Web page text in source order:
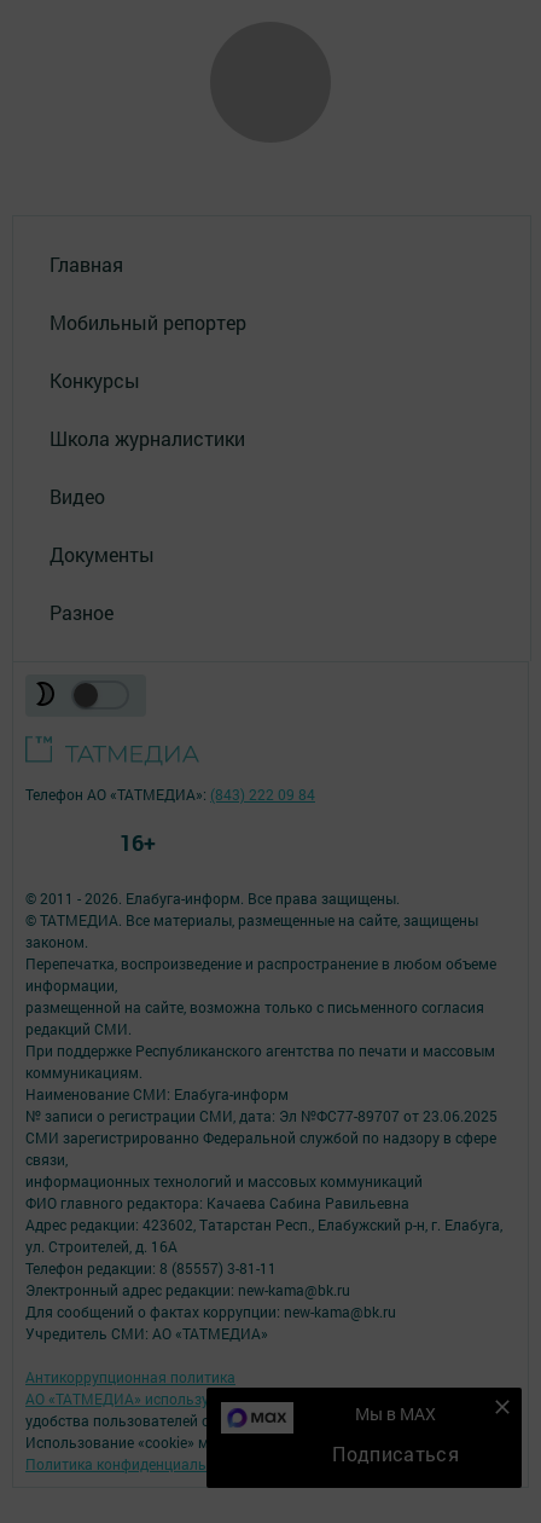
Главная
Мобильный репортер
Конкурсы
Школа журналистики
Видео
Документы
Разное
Мы в MAX
Подписаться
© 2011 - 2026. Елабуга-информ. Все права защищены.
© ТАТМЕДИА. Все материалы, размещенные на сайте, защищены
законом.
Перепечатка, воспроизведение и распространение в любом объеме
информации,
размещенной на сайте, возможна только с письменного согласия
редакций СМИ.
При поддержке Республиканского агентства по печати и массовым
коммуникациям.
Наименование СМИ: Елабуга-информ
№ записи о регистрации СМИ, дата: Эл №ФС77-89707 от 23.06.2025
СМИ зарегистрированно Федеральной службой по надзору в сфере
связи,
информационных технологий и массовых коммуникаций
ФИО главного редактора: Качаева Сабина Равильевна
Адрес редакции: 423602, Татарстан Респ., Елабужский р-н, г. Елабуга,
ул. Строителей, д. 16А
Телефон редакции: 8 (85557) 3-81-11
Электронный адрес редакции: new-kama@bk.ru
Для сообщений о фактах коррупции: new-kama@bk.ru
Учредитель СМИ: АО «ТАТМЕДИА»
Антикоррупционная политика
АО «ТАТМЕДИА» использует «cookie»для персонализации сервисов и
удобства пользователей сайтом.
Использование «cookie» можно отменить в настройках браузера.
Политика конфиденциальности
Телефон АО «ТАТМЕДИА»: (843) 222 09 84
16+